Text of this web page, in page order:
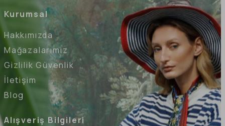
Kurumsal
Hakkımızda
Mağazalarımız
Gizlilik Güvenlik
İletişim
Blog
Alışveriş Bilgileri